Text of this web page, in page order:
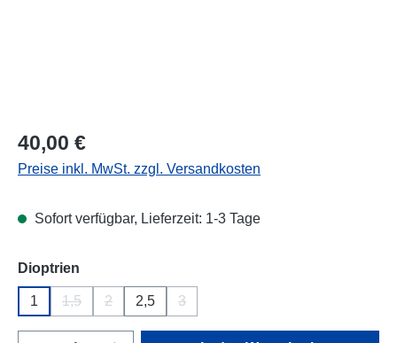
Regulärer Preis:
40,00 €
Preise inkl. MwSt. zzgl. Versandkosten
Sofort verfügbar, Lieferzeit: 1-3 Tage
Dioptrien
1 1,5
(Diese Option ist zurzeit nicht verfügbar.)
2
(Diese Option ist zurzeit nicht verfügbar.)
2,5 3